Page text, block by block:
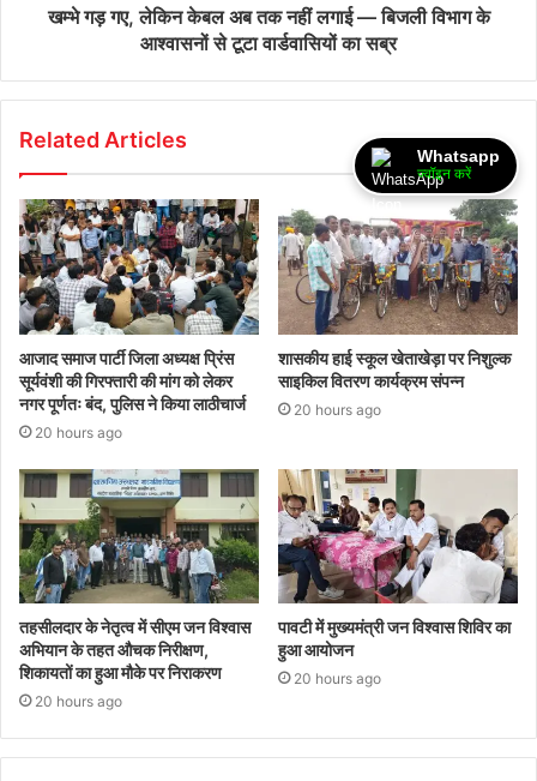
खम्भे गड़ गए, लेकिन केबल अब तक नहीं लगाई — बिजली विभाग के
आश्वासनों से टूटा वार्डवासियों का सब्र
Related Articles
आजाद समाज पार्टी जिला अध्यक्ष प्रिंस
सूर्यवंशी की गिरफ्तारी की मांग को लेकर
नगर पूर्णतः बंद, पुलिस ने किया लाठीचार्ज
20 hours ago
शासकीय हाई स्कूल खेताखेड़ा पर निशुल्क
साइकिल वितरण कार्यक्रम संपन्न
20 hours ago
तहसीलदार के नेतृत्व में सीएम जन विश्वास
अभियान के तहत औचक निरीक्षण,
शिकायतों का हुआ मौके पर निराकरण
20 hours ago
पावटी में मुख्यमंत्री जन विश्वास शिविर का
हुआ आयोजन
20 hours ago
Whatsapp
ज्वॉइन करें